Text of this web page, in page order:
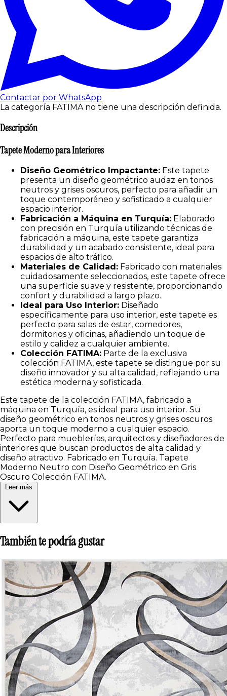
Contactar por WhatsApp
La categoría FATIMA no tiene una descripción definida.
Descripción
Tapete Moderno para Interiores
Diseño Geométrico Impactante: Este tapete
presenta un diseño geométrico audaz en tonos
neutros y grises oscuros, perfecto para añadir un
toque contemporáneo y sofisticado a cualquier
espacio interior.
Fabricación a Máquina en Turquía: Elaborado
con precisión en Turquía utilizando técnicas de
fabricación a máquina, este tapete garantiza
durabilidad y un acabado consistente, ideal para
espacios de alto tráfico.
Materiales de Calidad: Fabricado con materiales
cuidadosamente seleccionados, este tapete ofrece
una superficie suave y resistente, proporcionando
confort y durabilidad a largo plazo.
Ideal para Uso Interior: Diseñado
específicamente para uso interior, este tapete es
perfecto para salas de estar, comedores,
dormitorios y oficinas, añadiendo un toque de
estilo y calidez a cualquier ambiente.
Colección FATIMA: Parte de la exclusiva
colección FATIMA, este tapete se distingue por su
diseño innovador y su alta calidad, reflejando una
estética moderna y sofisticada.
Este tapete de la colección FATIMA, fabricado a
máquina en Turquía, es ideal para uso interior. Su
diseño geométrico en tonos neutros y grises oscuros
aporta un toque moderno a cualquier espacio.
Perfecto para mueblerías, arquitectos y diseñadores de
interiores que buscan productos de alta calidad y
diseño atractivo. Fabricado en Turquía. Tapete
Moderno Neutro con Diseño Geométrico en Gris
Oscuro Colección FATIMA.
Leer más
También te podría gustar